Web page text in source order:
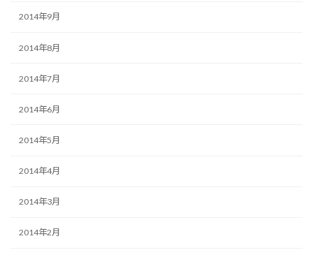
2014年9月
2014年8月
2014年7月
2014年6月
2014年5月
2014年4月
2014年3月
2014年2月